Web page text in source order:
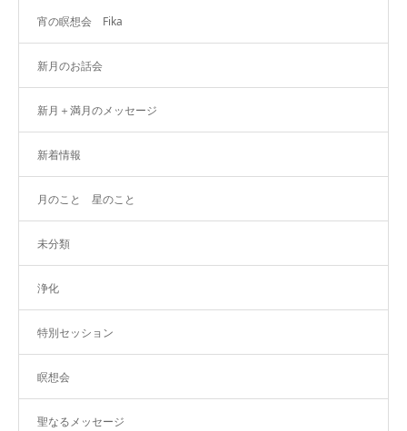
宵の瞑想会 Fika
新月のお話会
新月＋満月のメッセージ
新着情報
月のこと 星のこと
未分類
浄化
特別セッション
瞑想会
聖なるメッセージ